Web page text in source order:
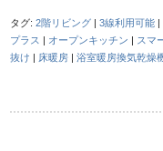
タグ:2階リビング |3線利用可能
プラス
オープンキッチン スマ
抜け
床暖房 |浴室暖房換気乾燥